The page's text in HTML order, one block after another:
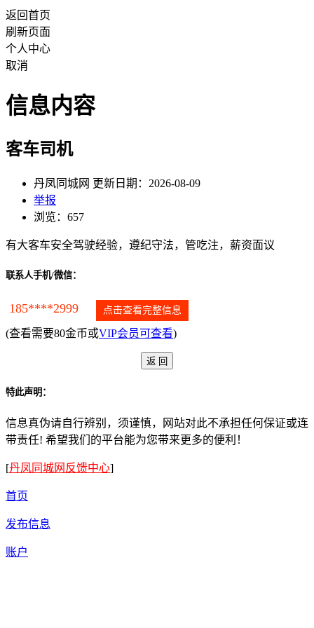
返回首页
刷新页面
个人中心
取消
信息内容
客车司机
丹凤同城网 更新日期：2026-08-09
举报
浏览：657
有大客车安全驾驶经验，遵纪守法，管吃注，薪资面议
联系人手机/微信：
185****2999 点击查看完整信息
(查看需要80金币或VIP会员可查看)
特此声明：
信息真伪请自行辨别，须谨慎，网站对此不承担任何保证或连
带责任! 希望我们的平台能为您带来更多的便利！
[丹凤同城网反馈中心]
首页
发布信息
账户